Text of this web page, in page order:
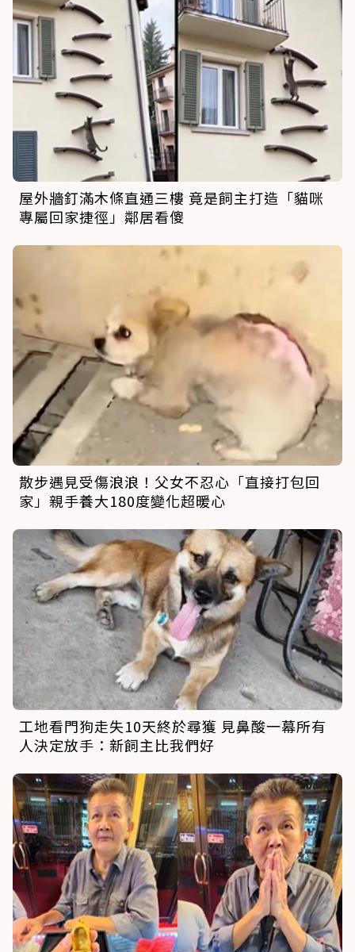
屋外牆釘滿木條直通三樓 竟是飼主打造「貓咪
專屬回家捷徑」鄰居看傻
散步遇見受傷浪浪！父女不忍心「直接打包回
家」親手養大180度變化超暖心
工地看門狗走失10天終於尋獲 見鼻酸一幕所有
人決定放手：新飼主比我們好